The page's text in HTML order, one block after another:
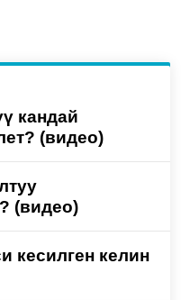
кандай
(видео)
(видео)
кесилген келин